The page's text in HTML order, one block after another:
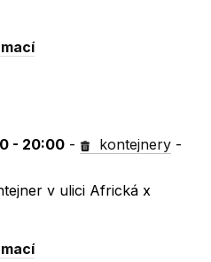
- 20:00 - kontejnery -
v ulici Africká x